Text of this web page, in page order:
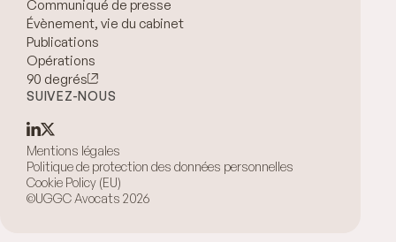
Communiqué de presse
Évènement, vie du cabinet
Publications
Opérations
90 degrés
SUIVEZ-NOUS
Mentions légales
Politique de protection des données personnelles
Cookie Policy (EU)
©UGGC Avocats 2026